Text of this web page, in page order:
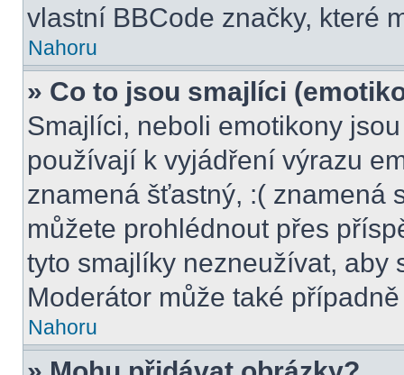
vlastní BBCode značky, které
Nahoru
» Co to jsou smajlíci
Smajlíci, neboli emotikony
používají k vyjádření výrazu
znamená šťastný, :( znamená
můžete prohlédnout přes
tyto smajlíky nezneužívat, aby
Moderátor může také
Nahoru